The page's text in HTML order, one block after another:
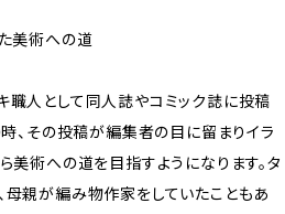
美術への道
職人として同人誌やコミック誌に投稿
、その投稿が編集者の目に留まりイラ
美術への道を目指すようになります。タ
母親が編み物作家をしていたこともあ